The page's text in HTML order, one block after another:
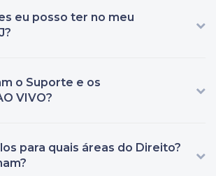
eu posso ter no meu
o Suporte e os
VIVO?
para quais áreas do Direito?